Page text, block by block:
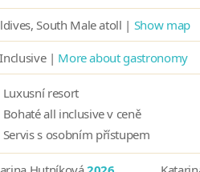
South Male atoll | Show map
| More about gastronomy
Luxusní resort
Bohaté all inclusive v ceně
Servis s osobním přístupem